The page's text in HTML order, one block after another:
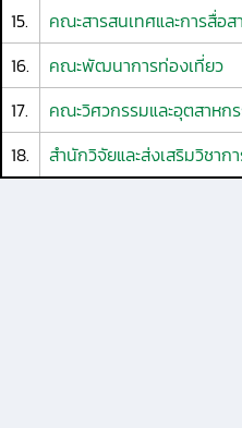
15.
คณะสารสนเทศและการสื่อส
16.
คณะพัฒนาการท่องเที่ยว
17.
คณะวิศวกรรมและอุตสาหก
18.
สำนักวิจัยและส่งเสริมวิชาก